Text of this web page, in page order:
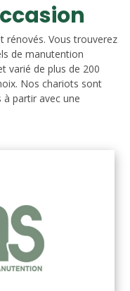
rénovés. Vous trouverez
de manutention
varié de plus de 200
Nos chariots sont
partir avec une